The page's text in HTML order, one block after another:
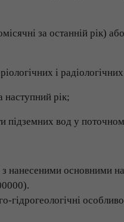
за останній рік)
і
наступний рік;
підземних вод у
нанесеними основними
гідрогеологічні